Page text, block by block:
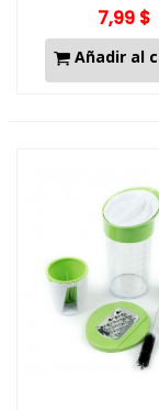
7,99 $
Añadir al